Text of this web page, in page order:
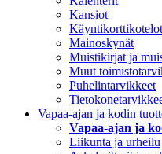
Kansiot
Käyntikorttikotelot
Mainoskynät
Muistikirjat ja
Muut
Puhelintarvikkeet
Vapaa-ajan ja kodin
Vapaa-ajan ja
Liikunta ja urheilu